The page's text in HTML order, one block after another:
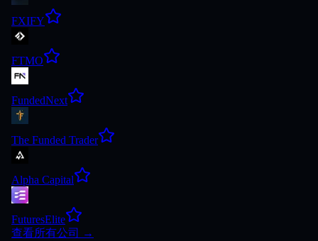
FXIFY
FTMO
FundedNext
The Funded Trader
Alpha Capital
FuturesElite
查看所有公司
→